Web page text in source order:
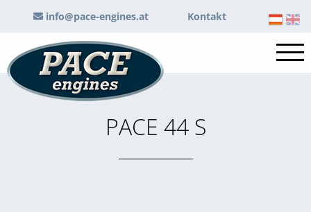
info@pace-engines.at Kontakt
PACE 44 S